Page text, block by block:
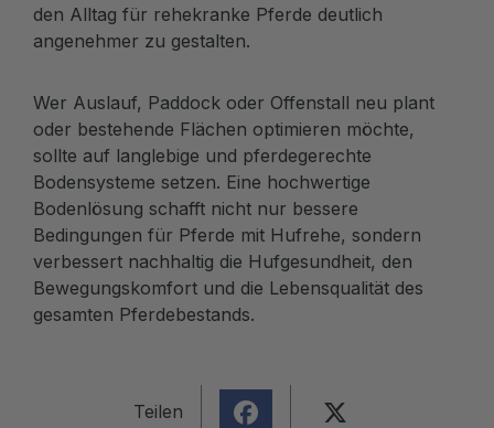
den Alltag für rehekranke Pferde deutlich
angenehmer zu gestalten.
Wer Auslauf, Paddock oder Offenstall neu plant
oder bestehende Flächen optimieren möchte,
sollte auf langlebige und pferdegerechte
Bodensysteme setzen. Eine hochwertige
Bodenlösung schafft nicht nur bessere
Bedingungen für Pferde mit Hufrehe, sondern
verbessert nachhaltig die Hufgesundheit, den
Bewegungskomfort und die Lebensqualität des
gesamten Pferdebestands.
Teilen